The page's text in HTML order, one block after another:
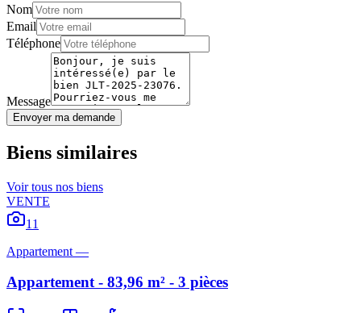
Nom
Email
Téléphone
Message
Envoyer ma demande
Biens similaires
Voir tous nos biens
VENTE
11
Appartement —
Appartement - 83,96 m² - 3 pièces